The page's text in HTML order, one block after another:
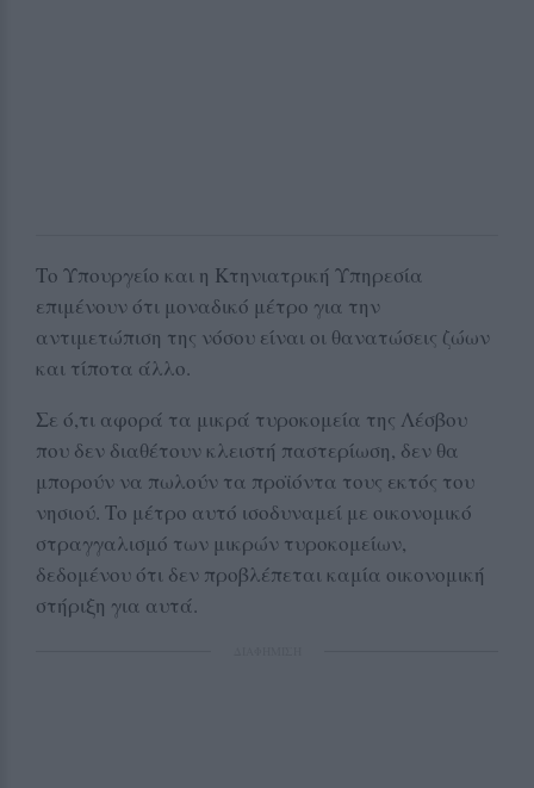
Το Υπουργείο και η Κτηνιατρική Υπηρεσία
επιμένουν ότι μοναδικό μέτρο για την
αντιμετώπιση της νόσου είναι οι θανατώσεις ζώων
και τίποτα άλλο.
Σε ό,τι αφορά τα μικρά τυροκομεία της Λέσβου
που δεν διαθέτουν κλειστή παστερίωση, δεν θα
μπορούν να πωλούν τα προϊόντα τους εκτός του
νησιού. Το μέτρο αυτό ισοδυναμεί με οικονομικό
στραγγαλισμό των μικρών τυροκομείων,
δεδομένου ότι δεν προβλέπεται καμία οικονομική
στήριξη για αυτά.